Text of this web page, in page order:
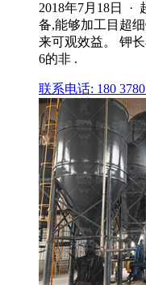
2018年7月18日 ·
备,能够加工目超
来可观效益。 钾
6的非 .
联系电话: 180 3780